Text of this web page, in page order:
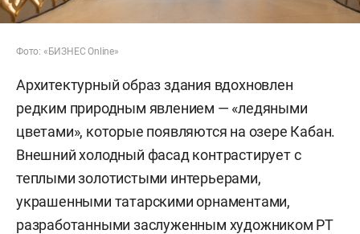
Фото: «БИЗНЕС Online»
Архитектурный образ здания вдохновлен
редким природным явлением — «ледяными
цветами», которые появляются на озере Кабан.
Внешний холодный фасад контрастирует с
теплыми золотистыми интерьерами,
украшенными татарскими орнаментами,
разработанными заслуженным художником РТ